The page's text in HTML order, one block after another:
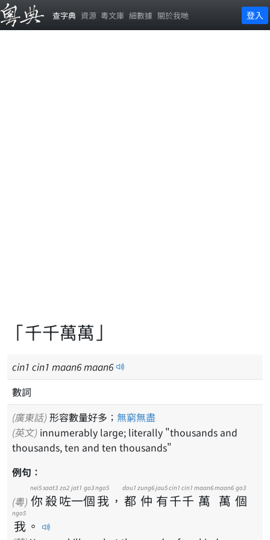
查字典 資源 粵文庫 細數據 關於我哋 登入
「千千萬萬」
cin1 cin1 maan6maan6
數詞
(廣東話) 形容數量好多； 無窮無盡
(英文)
thousands, ten and ten thousands"
例句：
(粵) 你
nei5
殺
saat3
咗
zo2
一
jat1
個
go3
我
ngo5
， 都
dou1
仲
zung6
有
jau5
千
cin1
千
cin1
萬
maan6
萬
maan6
個
go3
我
ngo5
。